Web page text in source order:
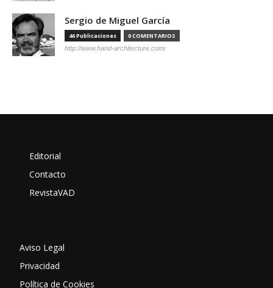
Sergio de Miguel García
46 Publicaciones 0 COMENTARIOS
http://www.hand-architecture.com/
Editorial
Contacto
RevistaVAD
Aviso Legal
Privacidad
Política de Cookies